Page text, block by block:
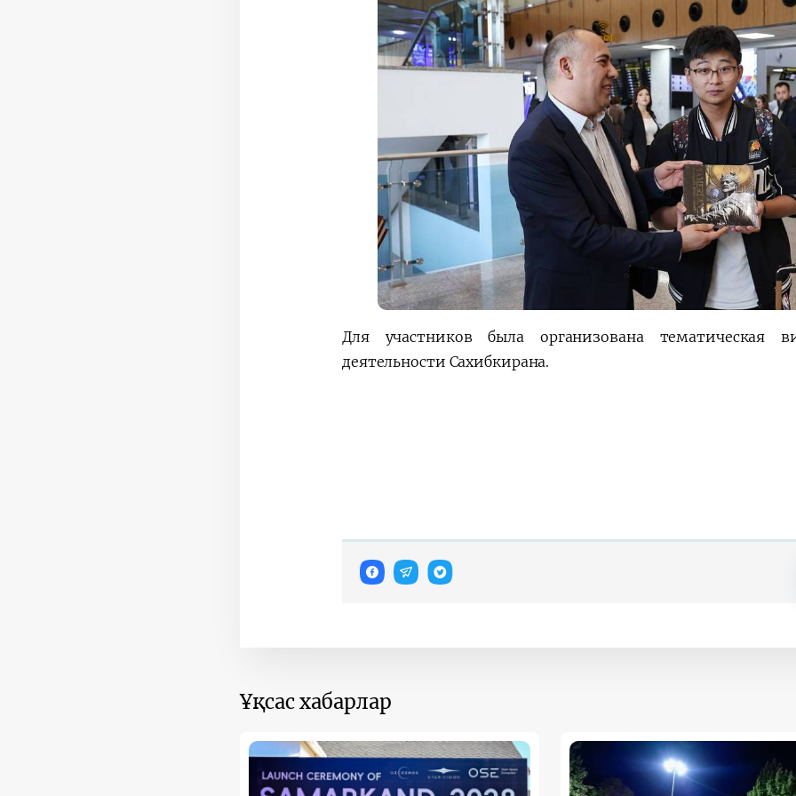
Для участников была организована тематическая
деятельности Сахибкирана.
Ұқсас хабарлар